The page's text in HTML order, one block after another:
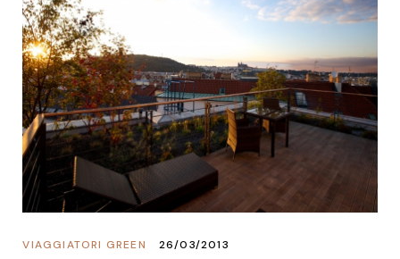
VIAGGIATORI GREEN 26/03/2013